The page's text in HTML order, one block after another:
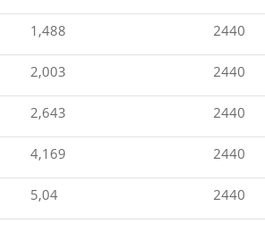
1,488 2440
2,003 2440
2,643 2440
4,169 2440
5,04 2440